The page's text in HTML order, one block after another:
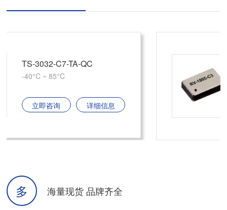
RV-1805-C3-32.768KHZ-2PPM-TA-QA
32.768KHz 1.5V ~ 3.6V 0.08µA
立即咨询
多 海量现货 品牌齐全